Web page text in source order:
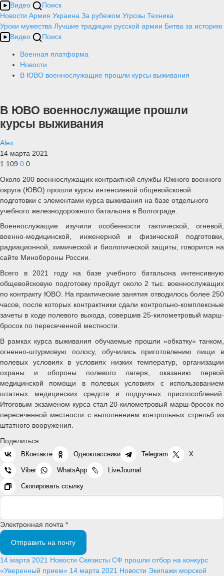
Видео
Поиск
Новости Армия Украина За рубежом Угрозы Техника
Уроки мужества Лучшие традиции русской армии Битва за историю
Видео
Поиск
Военная платформа
Новости
В ЮВО военнослужащие прошли курсы выживания
В ЮВО военнослужащие прошли
курсы выживания
Alex
14 марта 2021
1 109 0 0
Около 200 военнослужащих контрактной службы Южного военного
округа (ЮВО) прошли курсы интенсивной общевойсковой
подготовки с элементами курса выживания на базе отдельного
учебного железнодорожного батальона в Волгограде.
Военнослужащие изучили особенности тактической, огневой,
военно-медицинской, инженерной и физической подготовки,
радиационной, химической и биологической защиты, говорится на
сайте Минобороны России.
Всего в 2021 году на базе учебного батальона интенсивную
общевойсковую подготовку пройдут около 2 тыс. военнослужащих
по контракту ЮВО. На практические занятия отводилось более 250
часов, после которых контрактники сдали контрольно-комплексные
зачеты в ходе полевого выхода, совершив 25-километровый марш-
бросок по пересеченной местности.
В рамках курса выживания обучаемые прошли «обкатку» танком,
огненно-штурмовую полосу, обучились приготовлению пищи в
полевых условиях в условиях низких температур, организации
охраны и обороны полевого лагеря, оказанию первой
медицинской помощи в полевых условиях с использованием
штатных медицинских средств и подручных приспособлений.
Итоговым экзаменом курса стал 20-километровый марш-бросок по
пересеченной местности с выполнением контрольных стрельб из
штатного вооружения.
Поделиться
ВКонтакте Одноклассники Telegram X
Viber WhatsApp LiveJournal
Скопировать ссылку
Электронная почта *
Отправить на почту
14 марта 2021 Новости Связисты СФ прошли отбор на конкурс
«Уверенный прием» 14 марта 2021 Новости Экипажи морской